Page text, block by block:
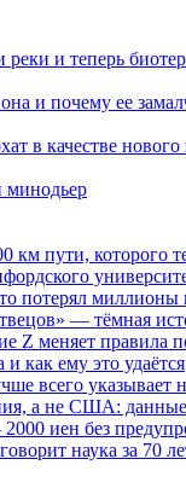
и теперь
и почему ее
в качестве нового
минодьер
км пути, которого
потерял миллионы
— тёмная
Z меняет правила
как ему это удаётся
всего указывает
а не США: данные
иен без
наука за 70